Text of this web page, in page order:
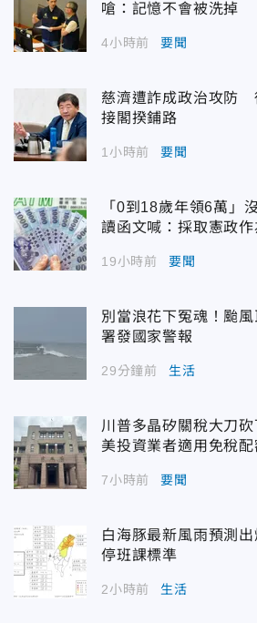
嗆：記憶不會被洗掉
4小時前 要聞
慈濟遭詐成政治攻防
接閣揆鋪路
1小時前 要聞
「0到18歲年領6萬」
讀函文喊：採取憲政作
19小時前 要聞
別當浪花下冤魂！颱
署發國家警報
29分鐘前 生活
川普多晶矽關稅大刀
美投資業者適用免稅配
7小時前 要聞
白海豚最新風雨預測
停班課標準
2小時前 生活